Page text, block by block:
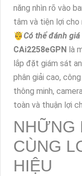
năng nhìn rõ vào
tâm và tiện lợi cho
🤴Có thể đánh
CAi2258eGPN là
lắp đặt giám sát
phân giải cao,
thông minh,
toàn và thuận lợi
NHỮNG
CÙNG
HIỆU